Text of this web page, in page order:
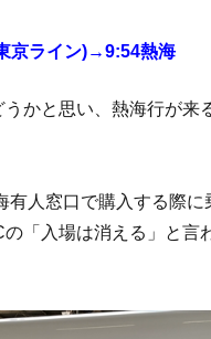
京ライン)→9:54熱海
うかと思い、熱海行が来
有人窓口で購入する際に
の「入場は消える」と言